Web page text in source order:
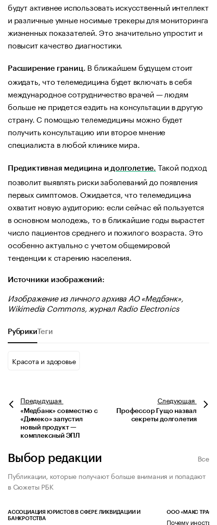
будут активнее использовать искусственный интеллект
и различные умные носимые трекеры для мониторинга
жизненных показателей. Это значительно упростит и
повысит качество диагностики.
Расширение границ. В ближайшем будущем стоит
ожидать, что телемедицина будет включать в себя
международное сотрудничество врачей — людям
больше не придется ездить на консультации в другую
страну. С помощью телемедицины можно будет
получить консультацию или второе мнение
специалиста в любой клинике мира.
Предиктивная медицина и долголетие. Такой подход
позволит выявлять риски заболеваний до появления
первых симптомов. Ожидается, что телемедицина
охватит новую аудиторию: если сейчас ей пользуется
в основном молодежь, то в ближайшие годы вырастет
число пациентов среднего и пожилого возраста. Это
особенно актуально с учетом общемировой
тенденции к старению населения.
Источники изображений:
Изображение из личного архива АО «Медбэнк»,
Wikimedia Commons, журнал Radio Electronics
Рубрики Теги
Красота и здоровье
Предыдущая
«Медбанк» совместно с
«Димеко» запустил
новый продукт —
комплексный ЭПЛ
Следующая
Профессор Гущо назвал
секреты долголетия
Выбор редакции
Все
Публикации, которые получают больше внимания и попадают
в Сюжеты РБК
АССОЦИАЦИЯ ЮРИСТОВ В СФЕРЕ ЛИКВИДАЦИИ И
БАНКРОТСТВА
ООО «МАКС ТРАСТ»
Почему